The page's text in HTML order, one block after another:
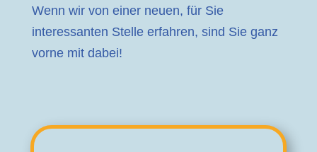
Wenn wir von einer neuen, für Sie
interessanten Stelle erfahren, sind Sie ganz
vorne mit dabei!